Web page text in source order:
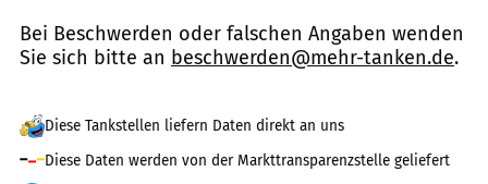
Bei Beschwerden oder falschen Angaben wenden
Sie sich bitte an beschwerden@mehr-tanken.de.
Diese Tankstellen liefern Daten direkt an uns
Diese Daten werden von der Markttransparenzstelle geliefert